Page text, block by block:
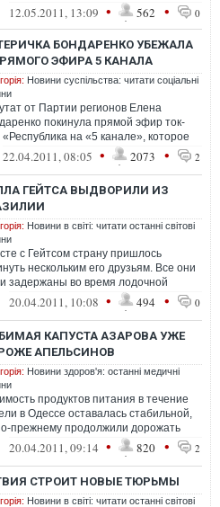
на сердце. Теперь вместо
12.05.2011, 13:09 • 562 • 0
БОНДАРЕНКО УБЕЖАЛА
ЭФИРА 5 КАНАЛА
Новини суспільства: читати соціальні
от Партии регионов Елена
покинула прямой эфир ток-
на «5 канале», которое
журналист Анна Без...
22.04.2011, 08:05 • 2073 • 2
ГЕЙТСА ВЫДВОРИЛИ ИЗ
Новини в світі: читати останні світові
с Гейтсом страну пришлось
нескольким его друзьям. Все они
задержаны во время лодочной
по реке Риу-Негру (крупнейший
20.04.2011, 10:08 • 494 • 0
КАПУСТА АЗАРОВА УЖЕ
АПЕЛЬСИНОВ
Новини здоров'я: останні медичні
продуктов питания в течение
в Одессе оставалась стабильной,
прежнему продолжили дорожать
при этом подешевели яйца, сыр, ...
20.04.2011, 09:14 • 820 • 2
СТРОИТ НОВЫЕ ТЮРЬМЫ
Новини в світі: читати останні світові